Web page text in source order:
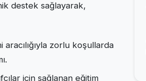
destek sağlayarak,
zorlu koşullarda
için sağlanan eğitim